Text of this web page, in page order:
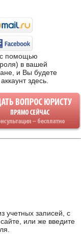
с помощью
в вашей
и Вы будете
здесь
учетных записей, с
или же введите